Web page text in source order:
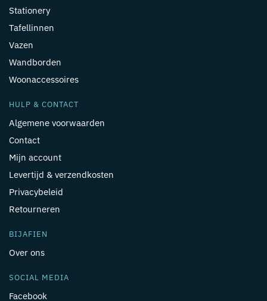
Stationery
Tafellinnen
Vazen
Wandborden
Woonaccessoires
HULP & CONTACT
Algemene voorwaarden
Contact
Mijn account
Levertijd & verzendkosten
Privacybeleid
Retourneren
BIJAFIEN
Over ons
SOCIAL MEDIA
Facebook